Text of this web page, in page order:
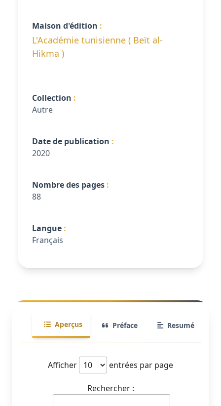
Maison d'édition
L'Académie tunisienne ( Beït al-
Hikma )
Collection
Autre
Date de publication
2020
Nombre des pages
88
Langue
Français
Aperçus Préface Resumé
Afficher entrées par page
Rechercher :